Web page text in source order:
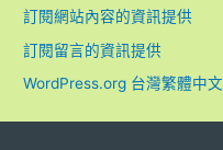
訂閱網站內容的資訊提供
訂閱留言的資訊提供
WordPress.org 台灣繁體中文